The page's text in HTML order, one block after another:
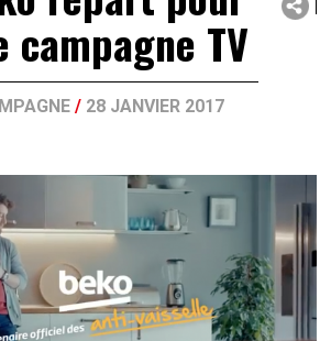
campagne TV
/ 28 JANVIER 2017